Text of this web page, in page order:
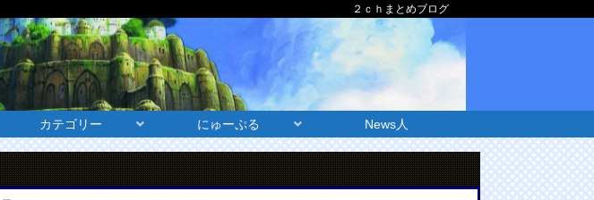
２ｃｈまとめブログ
カテゴリー にゅーぷる News人